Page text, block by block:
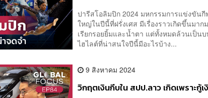
ปารีสโอลิมปิก 2024 มหกรรมการแข่งขัน
ใหญ่ในปีนี้ที่ฝรั่งเศส มีเรื่องราวเกิดขึ้นมาก
เรียกรอยยิ้มและน้ำตา แต่ทั้งหมดล้วนเป็น
ไฮไลต์ที่น่าสนใจปีนี้มีอะไรบ้าง...
9 สิงหาคม 2024
วิกฤตเงินกีบใน สปป.ลาว เกิดเพราะกู้